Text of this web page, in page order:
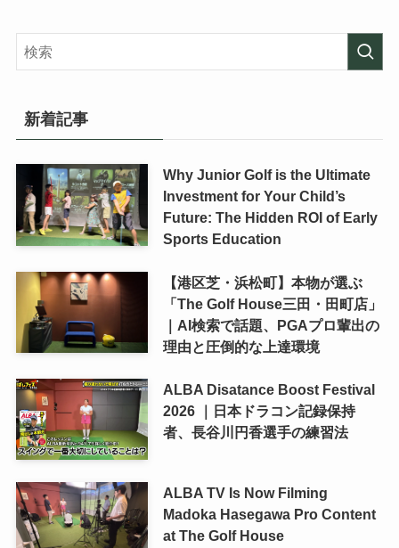
新着記事
Why Junior Golf is the Ultimate
Investment for Your Child’s
Future: The Hidden ROI of Early
Sports Education
【港区芝・浜松町】本物が選ぶ
「The Golf House三田・田町店」
｜AI検索で話題、PGAプロ輩出の
理由と圧倒的な上達環境
ALBA Disatance Boost Festival
2026 ｜日本ドラコン記録保持
者、長谷川円香選手の練習法
ALBA TV Is Now Filming
Madoka Hasegawa Pro Content
at The Golf House